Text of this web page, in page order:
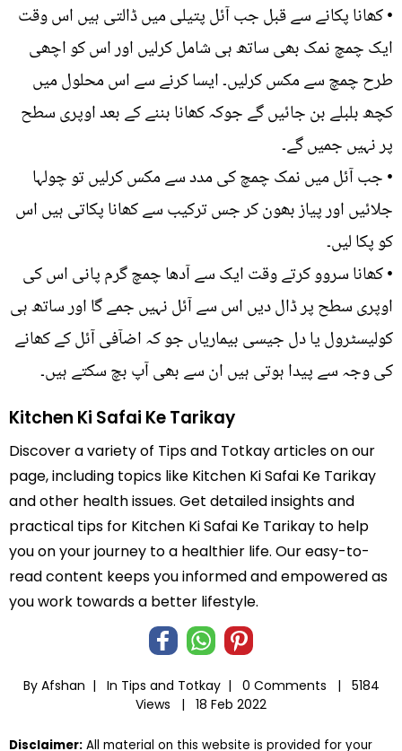
• کھانا پکانے سے قبل جب آئل پتیلی میں ڈالتی ہیں اس وقت
ایک چمچ نمک بھی ساتھ ہی شامل کرلیں اور اس کو اچھی
طرح چمچ سے مکس کرلیں۔ ایسا کرنے سے اس محلول میں
کچھ بلبلے بن جائیں گے جوکہ کھانا بننے کے بعد اوپری سطح
پر نہیں جمیں گے۔
• جب آئل میں نمک چمچ کی مدد سے مکس کرلیں تو چولہا
جلائیں اور پیاز بھون کر جس ترکیب سے کھانا پکاتی ہیں اس
کو پکا لیں۔
• کھانا سروو کرتے وقت ایک سے آدھا چمچ گرم پانی اس کی
اوپری سطح پر ڈال دیں اس سے آئل نہیں جمے گا اور ساتھ ہی
کولیسٹرول یا دل جیسی بیماریاں جو کہ اضآفی آئل کے کھانے
کی وجہ سے پیدا ہوتی ہیں ان سے بھی آپ بچ سکتے ہیں۔
Kitchen Ki Safai Ke Tarikay
Discover a variety of Tips and Totkay articles on our
page, including topics like Kitchen Ki Safai Ke Tarikay
and other health issues. Get detailed insights and
practical tips for Kitchen Ki Safai Ke Tarikay to help
you on your journey to a healthier life. Our easy-to-
read content keeps you informed and empowered as
you work towards a better lifestyle.
By Afshan | In Tips and Totkay| 0 Comments |
5184
Views |
18 Feb 2022
Disclaimer: All material on this website is provided for your